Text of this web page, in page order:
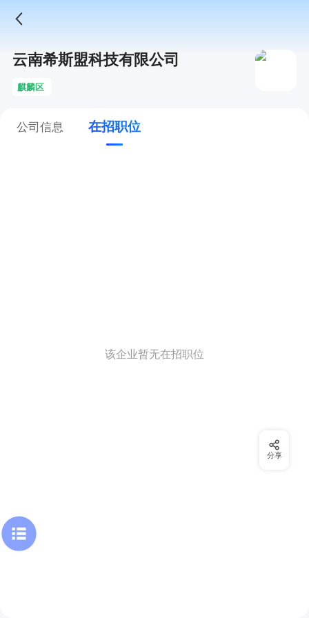
云南希斯盟科技有限公司
麒麟区
公司信息 在招职位
该企业暂无在招职位
分享